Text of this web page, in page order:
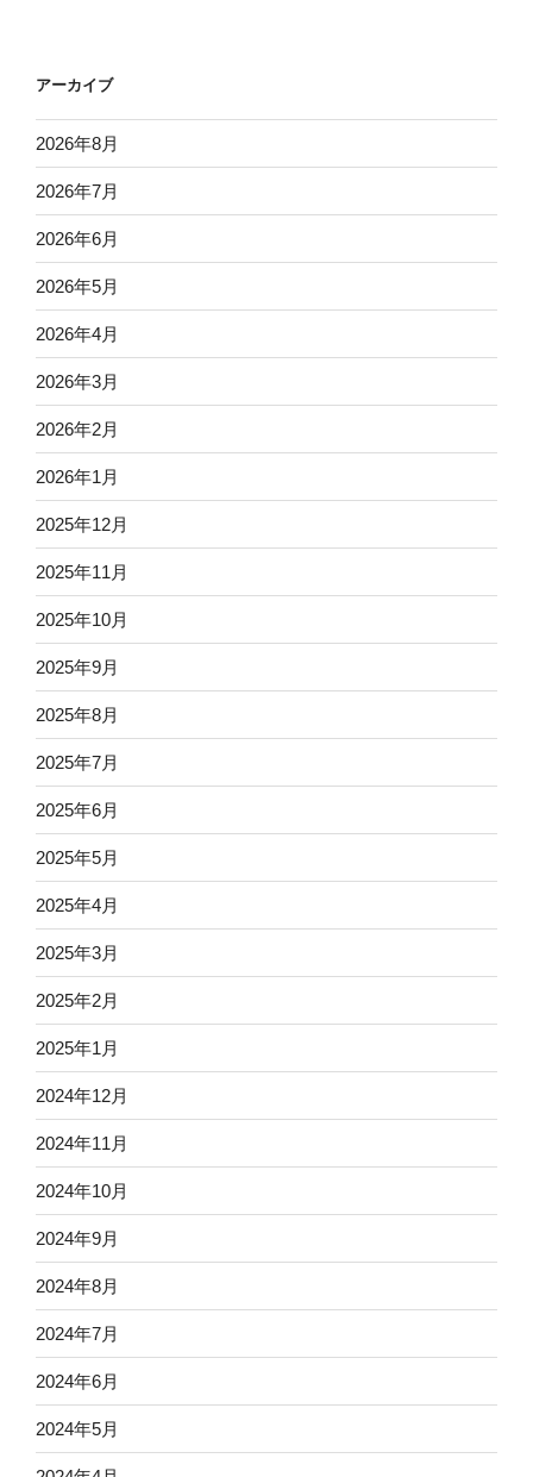
アーカイブ
2026年8月
2026年7月
2026年6月
2026年5月
2026年4月
2026年3月
2026年2月
2026年1月
2025年12月
2025年11月
2025年10月
2025年9月
2025年8月
2025年7月
2025年6月
2025年5月
2025年4月
2025年3月
2025年2月
2025年1月
2024年12月
2024年11月
2024年10月
2024年9月
2024年8月
2024年7月
2024年6月
2024年5月